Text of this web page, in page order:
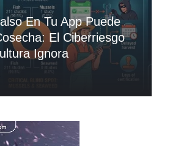
En Tu App Puede
El Ciberriesgo
Ignora